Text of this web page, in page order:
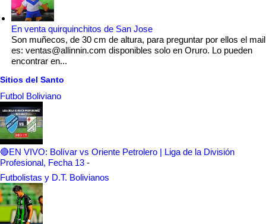
En venta quirquinchitos de San Jose
Son muñecos, de 30 cm de altura, para preguntar por ellos el mail
es: ventas@allinnin.com disponibles solo en Oruro. Lo pueden
encontrar en...
Sitios del Santo
Futbol Boliviano
🔴EN VIVO: Bolívar vs Oriente Petrolero | Liga de la División
Profesional, Fecha 13 -
Futbolistas y D.T. Bolivianos